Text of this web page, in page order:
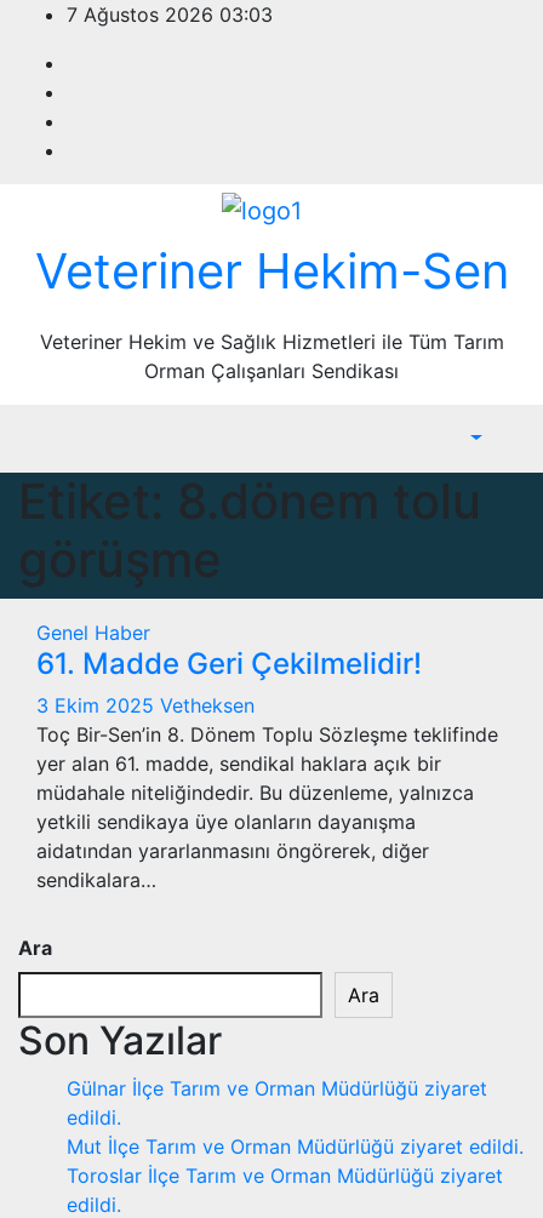
content
7 Ağustos 2026 03:03
Veteriner Hekim-Sen
Veteriner Hekim ve Sağlık Hizmetleri ile Tüm Tarım
Orman Çalışanları Sendikası
Etiket: 8.dönem tolu
görüşme
Genel Haber
61. Madde Geri Çekilmelidir!
3 Ekim 2025 Vetheksen
Toç Bir-Sen’in 8. Dönem Toplu Sözleşme teklifinde
yer alan 61. madde, sendikal haklara açık bir
müdahale niteliğindedir. Bu düzenleme, yalnızca
yetkili sendikaya üye olanların dayanışma
aidatından yararlanmasını öngörerek, diğer
sendikalara…
Ara
Ara
Son Yazılar
Gülnar İlçe Tarım ve Orman Müdürlüğü ziyaret
edildi.
Mut İlçe Tarım ve Orman Müdürlüğü ziyaret edildi.
Toroslar İlçe Tarım ve Orman Müdürlüğü ziyaret
edildi.